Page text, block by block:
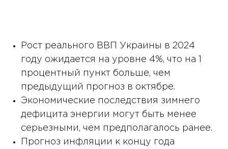
Рост реального ВВП Украины в 2024
году ожидается на уровне 4%, что на 1
процентный пункт больше, чем
предыдущий прогноз в октябре.
Экономические последствия зимнего
дефицита энергии могут быть менее
серьезными, чем предполагалось ранее.
Прогноз инфляции к концу года